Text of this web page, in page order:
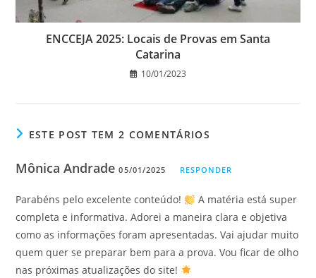
ENCCEJA 2025: Locais de Provas em Santa
Catarina
10/01/2023
ESTE POST TEM 2 COMENTÁRIOS
Mônica Andrade05/01/2025 RESPONDER
Parabéns pelo excelente conteúdo!
A matéria está super
completa e informativa. Adorei a maneira clara e objetiva
como as informações foram apresentadas. Vai ajudar muito
quem quer se preparar bem para a prova. Vou ficar de olho
nas próximas atualizações do site!